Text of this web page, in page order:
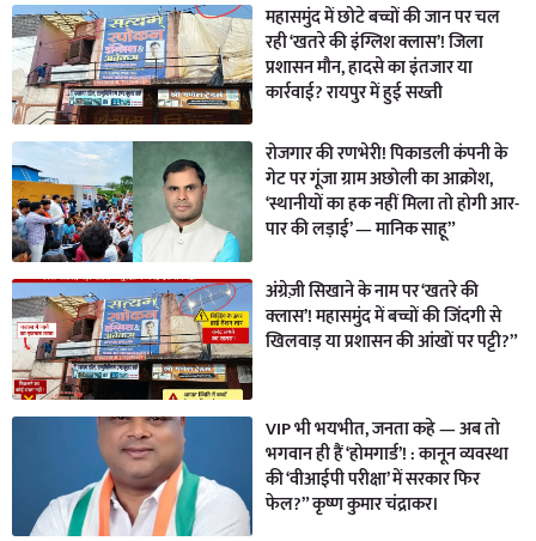
महासमुंद में छोटे बच्चों की जान पर चल
रही ‘खतरे की इंग्लिश क्लास’! जिला
प्रशासन मौन, हादसे का इंतजार या
कार्रवाई? रायपुर में हुई सख्ती
रोजगार की रणभेरी! पिकाडली कंपनी के
गेट पर गूंजा ग्राम अछोली का आक्रोश,
‘स्थानीयों का हक नहीं मिला तो होगी आर-
पार की लड़ाई’ — मानिक साहू”
अंग्रेज़ी सिखाने के नाम पर ‘खतरे की
क्लास’! महासमुंद में बच्चों की जिंदगी से
खिलवाड़ या प्रशासन की आंखों पर पट्टी?”
VIP भी भयभीत, जनता कहे — अब तो
भगवान ही हैं ‘होमगार्ड’! : कानून व्यवस्था
की ‘वीआईपी परीक्षा’ में सरकार फिर
फेल?” कृष्ण कुमार चंद्राकर।